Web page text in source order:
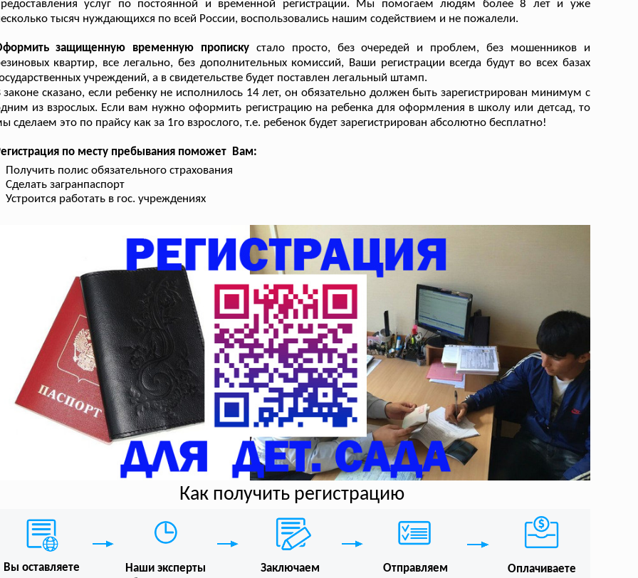
услуг по постоянной и временной регистрации. Мы помогаем людям более 8 лет и уже
тысяч нуждающихся по всей России, воспользовались нашим содействием и не пожалели.
защищенную временную прописку стало просто, без очередей и проблем, без мошенников и
квартир, все легально, без дополнительных комиссий, Ваши регистрации всегда будут во всех базах
учреждений, а в свидетельстве будет поставлен легальный штамп.
законе сказано, если ребенку не исполнилось 14 лет, он обязательно должен быть зарегистрирован минимум с
из взрослых. Если вам нужно оформить регистрацию на ребенка для оформления в школу или детсад, то
сделаем это по прайсу как за 1го взрослого, т.е. ребенок будет зарегистрирован абсолютно бесплатно!
по месту пребывания поможет Вам:
Получить полис обязательного страхования
Сделать загранпаспорт
Устроится работать в гос. учреждениях
Как получить регистрацию
Вы оставляете
Наши эксперты
Заключаем
Отправляем
Оплачиваете